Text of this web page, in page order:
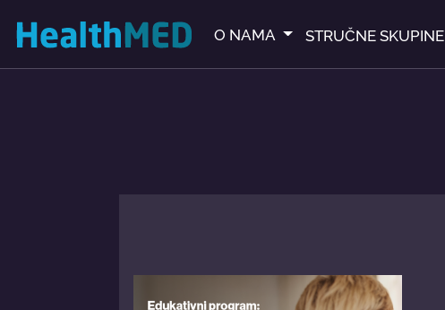
O NAMA STRUČNE SKUPINE